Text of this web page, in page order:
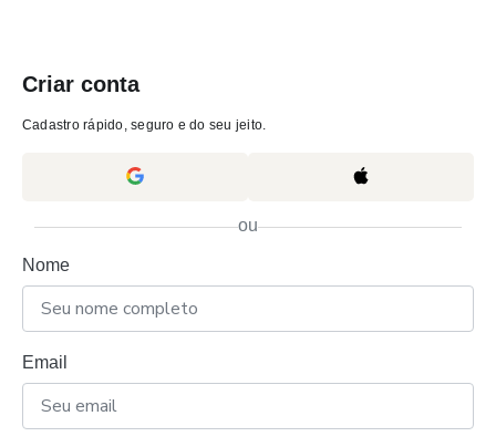
Criar conta
Cadastro rápido, seguro e do seu jeito.
ou
Nome
Email